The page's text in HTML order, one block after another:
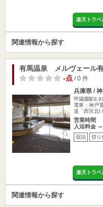
楽天トラベ
関連情報から探す
有馬温泉 メルヴェール
-点/ 0 件
兵庫県 /
甲陽園駅
電車：神戸
道「西宮北
営業時間
入浴料金 ～
宿泊 切り
楽天トラベ
関連情報から探す